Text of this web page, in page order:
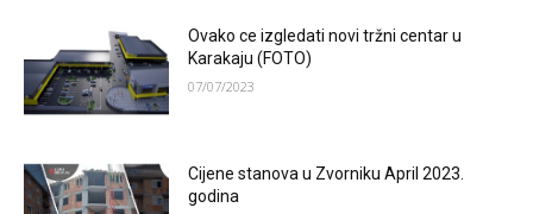
Ovako ce izgledati novi tržni centar u
Karakaju (FOTO)
07/07/2023
Cijene stanova u Zvorniku April 2023.
godina